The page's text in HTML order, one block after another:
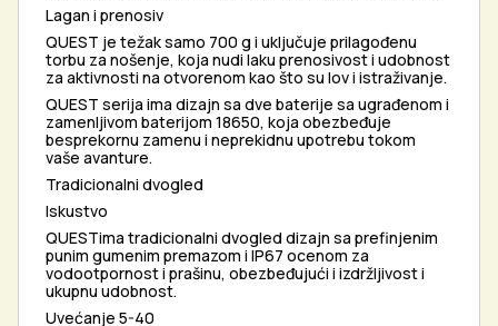
Lagan i prenosiv
QUEST je težak samo 700 g i uključuje prilagođenu
torbu za nošenje, koja nudi laku prenosivost i udobnost
za aktivnosti na otvorenom kao što su lov i istraživanje.
QUEST serija ima dizajn sa dve baterije sa ugrađenom i
zamenljivom baterijom 18650, koja obezbeđuje
besprekornu zamenu i neprekidnu upotrebu tokom
vaše avanture.
Tradicionalni dvogled
Iskustvo
QUESTima tradicionalni dvogled dizajn sa prefinjenim
punim gumenim premazom i IP67 ocenom za
vodootpornost i prašinu, obezbeđujući i izdržljivost i
ukupnu udobnost.
Uvećanje 5-40